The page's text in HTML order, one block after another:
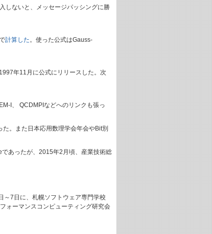
しないと、メッセージパッシングに勝
計算した。使った公式はGauss-
年11月に公式にリリースした。次
I、 QCDMPIなどへのリンクも張っ
。また日本応用数理学会年会やBit別
あったが、2015年2月頃、産業技術総
～7日に、札幌ソフトウェア専門学校
ォーマンスコンピューティング研究会